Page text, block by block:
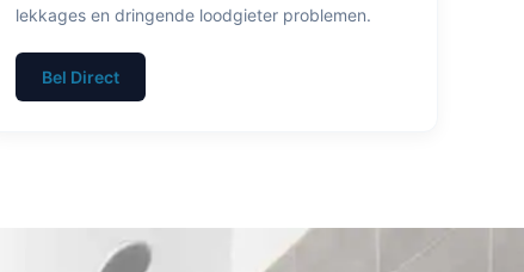
lekkages en dringende loodgieter problemen.
Bel Direct